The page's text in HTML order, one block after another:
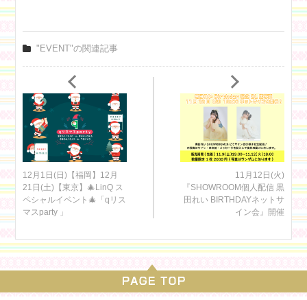
"EVENT"の関連記事
12月1日(日)【福岡】12月
21日(土)【東京】🎄LinQ ス
ペシャルイベント🎄「qリス
マスparty 」
11月12日(火)
『SHOWROOM個人配信 黒
田れい BIRTHDAYネットサ
イン会』開催